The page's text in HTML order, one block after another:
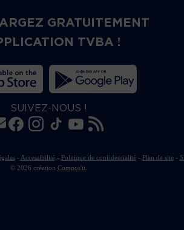
GRATUITEMENT
TVBA !
SUIVEZ-NOUS !
- Accessibilité- Politique de confidentialité- Plan de site-
© 2026 création Compos'it.